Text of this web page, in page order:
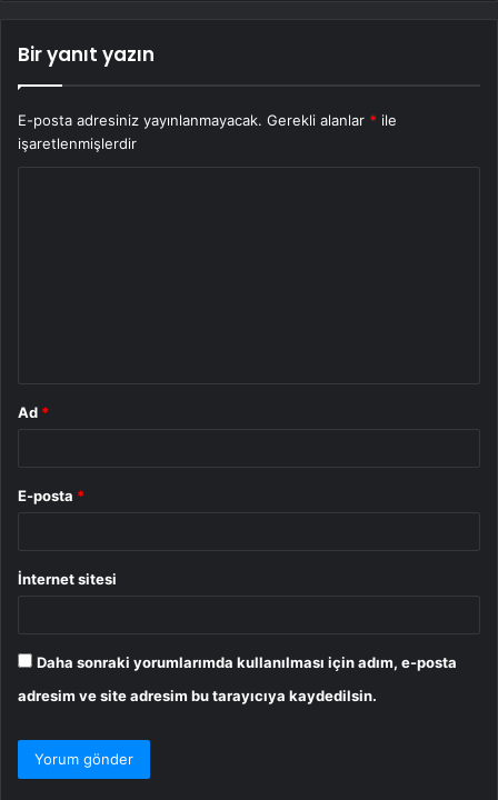
Bir yanıt yazın
E-posta adresiniz yayınlanmayacak. Gerekli alanlar * ile
işaretlenmişlerdir
Ad *
E-posta *
İnternet sitesi
Daha sonraki yorumlarımda kullanılması için adım, e-posta
adresim ve site adresim bu tarayıcıya kaydedilsin.